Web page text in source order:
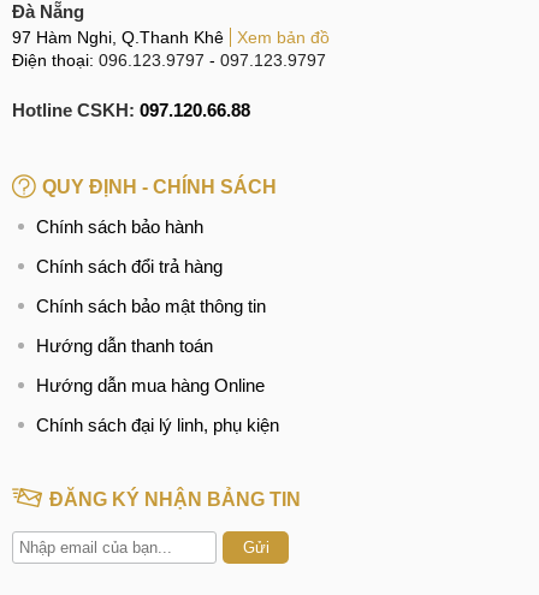
Đà Nẵng
97 Hàm Nghi, Q.Thanh Khê
Xem bản đồ
Điện thoại: 096.123.9797 - 097.123.9797
Hotline CSKH: 097.120.66.88
QUY ĐỊNH - CHÍNH SÁCH
Chính sách bảo hành
Chính sách đổi trả hàng
Chính sách bảo mật thông tin
Hướng dẫn thanh toán
Hướng dẫn mua hàng Online
Chính sách đại lý linh, phụ kiện
ĐĂNG KÝ NHẬN BẢNG TIN
Gửi